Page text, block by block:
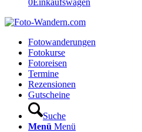
0Einkaufswagen
Fotowanderungen
Fotokurse
Fotoreisen
Termine
Rezensionen
Gutscheine
Suche
Menü Menü